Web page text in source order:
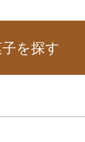
を探す